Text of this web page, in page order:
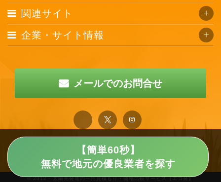
【簡単60秒】
無料で地元の優良業者を探す
関連サイト
企業・サイト情報
メールでのお問合せ
© 2012 · 太陽光発電の一括見積もり・価格比較サービス【エコ発】